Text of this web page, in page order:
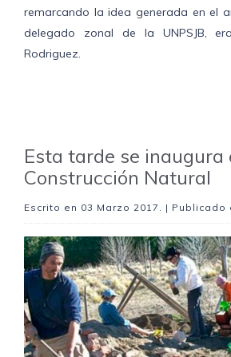
remarcando la idea generada en el
delegado zonal de la UNPSJB,
Rodriguez.
Esta tarde se inaugura
Construcción Natural
Escrito en 03 Marzo 2017 . | Publicado